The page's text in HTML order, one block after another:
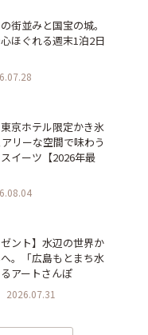
街並みと国宝の城。
ほぐれる週末1泊2日
京ホテル限定かき氷
リーな空間で味わう
イーツ【2026年最
ゼント】水辺の世界か
。「広島もとまち水
アートさんぽ
2026.07.31